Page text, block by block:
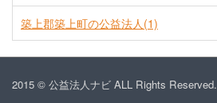
築上郡築上町の公益法人(1)
2015 © 公益法人ナビ ALL Rights Reserved.